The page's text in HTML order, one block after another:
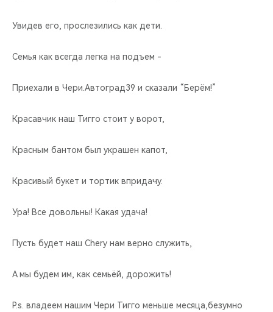
Увидев его, прослезились как дети.
Семья как всегда легка на подъем -
Приехали в Чери.Автоград39 и сказали “Берём!”
Красавчик наш Тигго стоит у ворот,
Красным бантом был украшен капот,
Красивый букет и тортик впридачу.
Ура! Все довольны! Какая удача!
Пусть будет наш Chery нам верно служить,
А мы будем им, как семьёй, дорожить!
P.s. владеем нашим Чери Тигго меньше месяца,безумно